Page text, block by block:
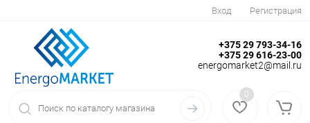
Вход Регистрация
+375 29 793-34-16
+375 29 616-23-00
energomarket2@mail.ru
0